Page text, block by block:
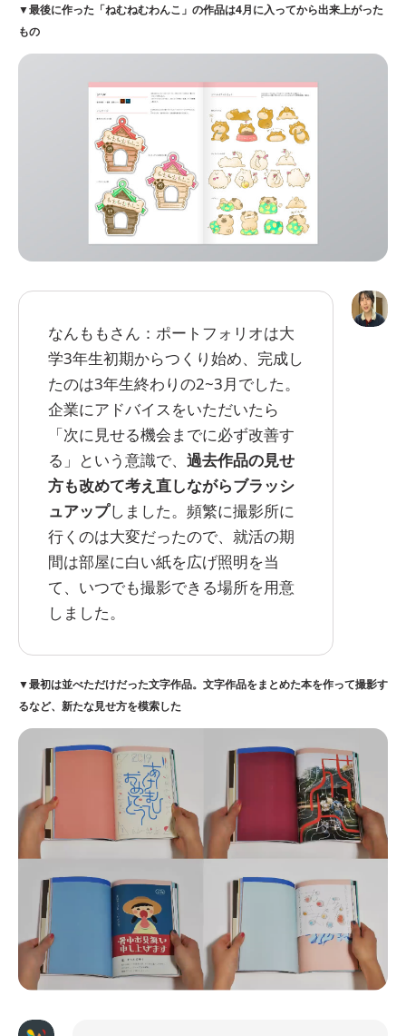
▼最後に作った「ねむねむわんこ」の作品は4月に入ってから出来上がった
もの
なんももさん：ポートフォリオは大
学3年生初期からつくり始め、完成し
たのは3年生終わりの2~3月でした。
企業にアドバイスをいただいたら
「次に見せる機会までに必ず改善す
る」という意識で、 過去作品の見せ
方も改めて考え直しながらブラッシ
ュアップしました。頻繁に撮影所に
行くのは大変だったので、就活の期
間は部屋に白い紙を広げ照明を当
て、いつでも撮影できる場所を用意
しました。
▼最初は並べただけだった文字作品。文字作品をまとめた本を作って撮影す
るなど、新たな見せ方を模索した